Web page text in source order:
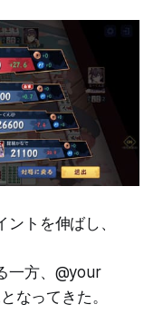
トを伸ばし、
一方、@your
なってきた。